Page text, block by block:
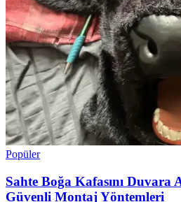
Popüler
Sahte Boğa Kafasını
Güvenli Montaj Yöntemleri